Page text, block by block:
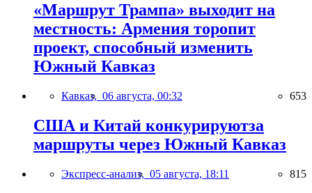
«Маршрут Трампа» выходит на
местность: Армения торопит
проект, способный изменить
Южный Кавказ
Кавказ, 06 августа, 00:32 653
США и Китай конкурируютза
маршруты через Южный Кавказ
Экспресс-анализ, 05 августа, 18:11 815